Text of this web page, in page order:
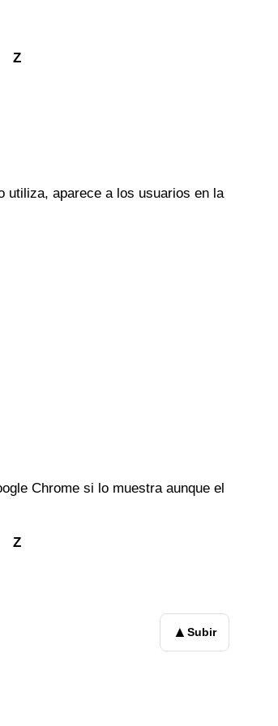
Z
utiliza, aparece a los usuarios en la
Chrome si lo muestra aunque el
Z
▲ Subir